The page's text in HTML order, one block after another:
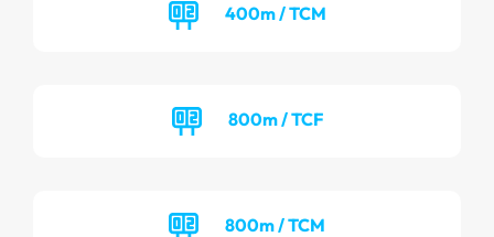
400m / TCM
800m / TCF
800m / TCM